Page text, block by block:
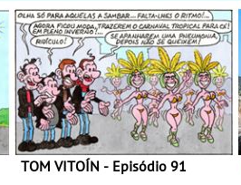
TOM VITOÍN - Episódio 91